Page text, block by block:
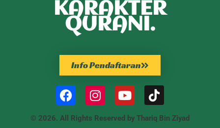
KARAKTER
QURANI.
Info Pendaftaran
© 2026. All Rights Reserved by Thariq Bin Ziyad